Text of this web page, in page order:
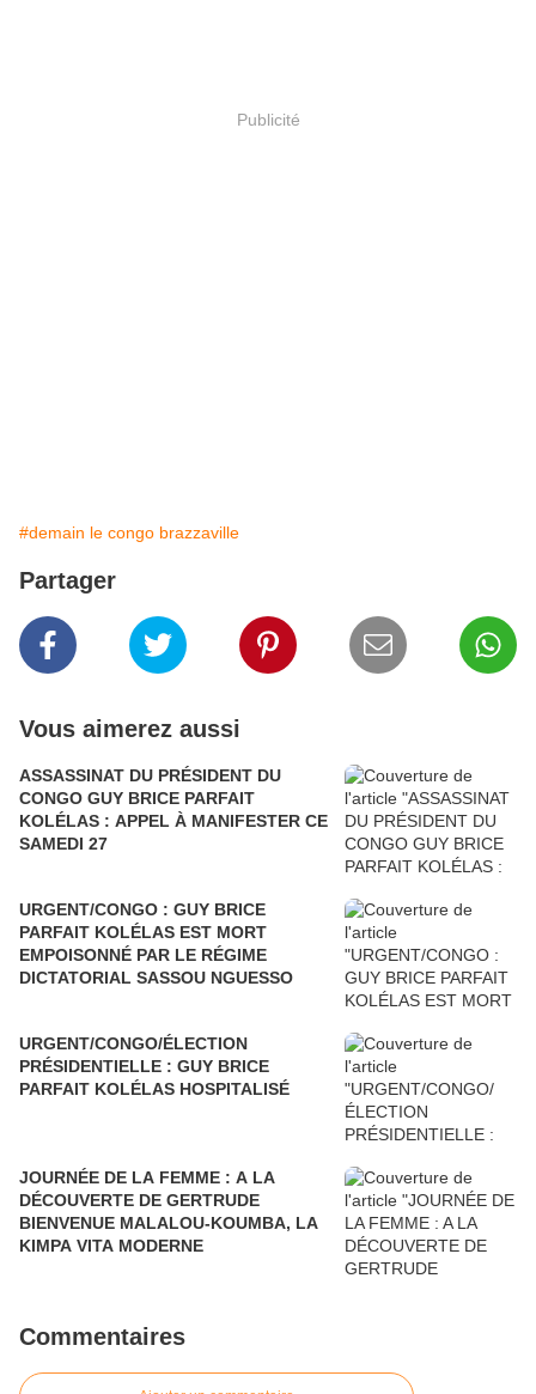
Publicité
#demain le congo brazzaville
Partager
Vous aimerez aussi
ASSASSINAT DU PRÉSIDENT DU
CONGO GUY BRICE PARFAIT
KOLÉLAS : APPEL À MANIFESTER CE
SAMEDI 27
URGENT/CONGO : GUY BRICE
PARFAIT KOLÉLAS EST MORT
EMPOISONNÉ PAR LE RÉGIME
DICTATORIAL SASSOU NGUESSO
URGENT/CONGO/ÉLECTION
PRÉSIDENTIELLE : GUY BRICE
PARFAIT KOLÉLAS HOSPITALISÉ
JOURNÉE DE LA FEMME : A LA
DÉCOUVERTE DE GERTRUDE
BIENVENUE MALALOU-KOUMBA, LA
KIMPA VITA MODERNE
Commentaires